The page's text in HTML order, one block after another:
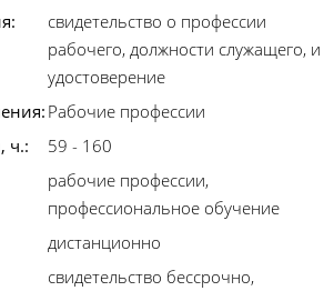
свидетельство о профессии
рабочего, должности служащего, и
удостоверение
Рабочие профессии
ч.:
59 - 160
рабочие профессии,
профессиональное обучение
дистанционно
свидетельство бессрочно,